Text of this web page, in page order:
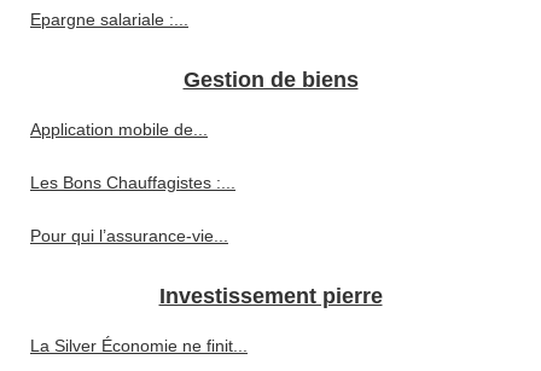
Epargne salariale :...
Gestion de biens
Application mobile de...
Les Bons Chauffagistes :...
Pour qui l’assurance-vie...
Investissement pierre
La Silver Économie ne finit...